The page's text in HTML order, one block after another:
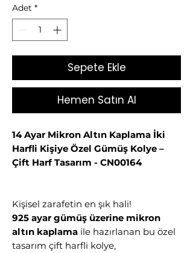
Adet *
Sepete Ekle
Hemen Satın Al
14 Ayar Mikron Altın Kaplama İki
Harfli Kişiye Özel Gümüş Kolye –
Çift Harf Tasarım - CN00164
Kişisel zarafetin en şık hali!
925 ayar gümüş üzerine mikron
altın kaplama ile hazırlanan bu özel
tasarım çift harfli kolye,